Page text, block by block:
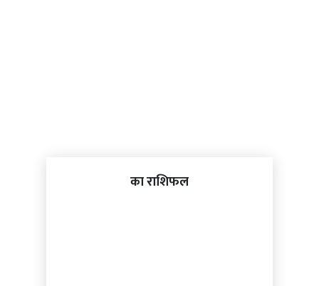
का राशिफल